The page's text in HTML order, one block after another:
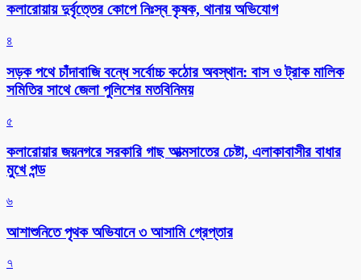
কলারোয়ায় দুর্বৃত্তের কোপে নিঃস্ব কৃষক, থানায় অভিযোগ
৪
সড়ক পথে চাঁদাবাজি বন্ধে সর্বোচ্চ কঠোর অবস্থান: বাস ও ট্রাক মালিক
সমিতির সাথে জেলা পুলিশের মতবিনিময়
৫
কলারোয়ার জয়নগরে সরকারি গাছ আত্মসাতের চেষ্টা, এলাকাবাসীর বাধার
মুখে পন্ড
৬
আশাশুনিতে পৃথক অভিযানে ৩ আসামি গ্রেপ্তার
৭